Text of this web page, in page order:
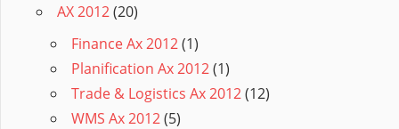
AX 2012(20)
Finance Ax 2012(1)
Planification Ax 2012(1)
Trade & Logistics Ax 2012(12)
WMS Ax 2012(5)